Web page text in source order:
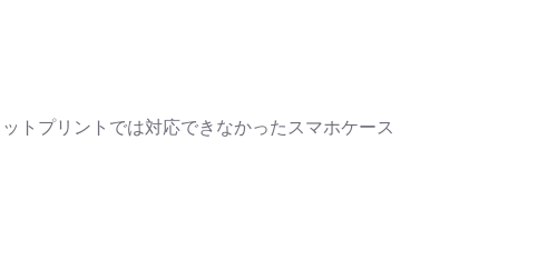
トプリントでは対応できなかったスマホケース